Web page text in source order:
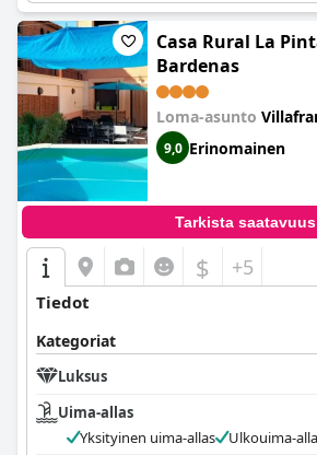
Casa Rural La
Bardenas
Loma-asunto
9,0 Erinomainen
Tarkista saatavuus
$ +5
Tiedot
Kategoriat
Luksus
Uima-allas
Yksityinen uima-allas
Ulkouima-